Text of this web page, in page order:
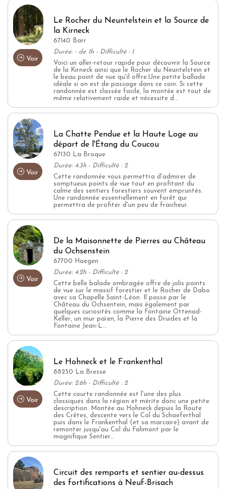
Voir
Le Rocher du Neuntelstein et la Source de
la Kirneck
67140 Barr
Durée: - de 1h - Difficulté : 1
Voici un aller-retour rapide pour découvrir la Source
de la Kirneck ainsi que le Rocher du Neuntelstein et
le beau point de vue qu'il offre.Une petite ballade
idéale si on est de passage dans ce coin. Si cette
randonnée est classée facile, la montée est tout de
même relativement raide et nécessite d...
Voir
La Chatte Pendue et la Haute Loge au
départ de l'Étang du Coucou
67130 La Broque
Durée: 4.3h - Difficulté : 2
Cette randonnée vous permettra d'admirer de
somptueux points de vue tout en profitant du
calme des sentiers forestiers souvent empruntés.
Une randonnée essentiellement en forêt qui
permettra de profiter d'un peu de fraicheur.
Voir
De la Maisonnette de Pierres au Château
du Ochsenstein
67700 Haegen
Durée: 4.2h - Difficulté : 2
Cette belle balade ombragée offre de jolis points
de vue sur le massif forestier et le Rocher de Dabo
avec sa Chapelle Saint-Léon. Il passe par le
Château du Ochsentein, mais également par
quelques curiosités comme la Fontaine Ottenad-
Keller, un mur païen, la Pierre des Druides et la
Fontaine Jean-L...
Voir
Le Hohneck et le Frankenthal
88250 La Bresse
Durée: 2.6h - Difficulté : 2
Cette courte randonnée est l'une des plus
classiques dans la région et mérite donc une petite
description. Montée au Hohneck depuis la Route
des Crêtes, descente vers le Col du Schaeferthal
puis dans le Frankenthal (et sa marcaire) avant de
remonter jusqu'au Col du Falimont par le
magnifique Sentier...
Circuit des remparts et sentier au-dessus
des fortifications à Neuf-Brisach